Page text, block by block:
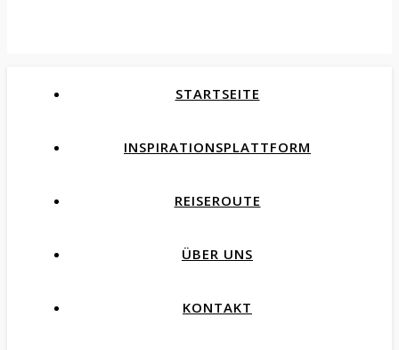
STARTSEITE
INSPIRATIONSPLATTFORM
REISEROUTE
ÜBER UNS
KONTAKT